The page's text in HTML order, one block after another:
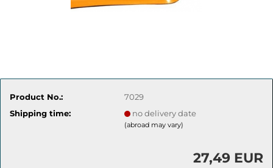
Product No.:
7029
Shipping time:
no delivery date
(abroad may vary)
27,49 EUR